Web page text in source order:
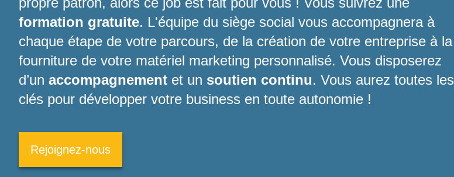
formation gratuite. L'équipe du siège social vous accompagnera à
chaque étape de votre parcours, de la création de votre entreprise à la
fourniture de votre matériel marketing personnalisé. Vous disposerez
d’un accompagnement et un soutien continu. Vous aurez toutes les
clés pour développer votre business en toute autonomie !
Rejoignez-nous